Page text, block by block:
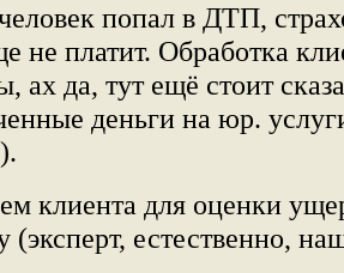
попал в ДТП,
не платит. Обработка
ах да, тут ещё стоит
деньги на юр.
клиента для оценки
(эксперт, естественно,